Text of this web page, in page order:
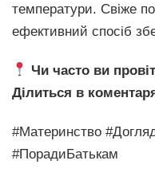
температури. Свіже
ефективний спосіб
Чи часто ви
Ділиться в
#Материнство
#ПорадиБатькам